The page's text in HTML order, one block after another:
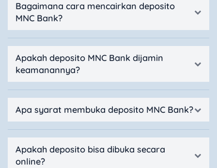
Bagaimana cara mencairkan deposito
MNC Bank?
Apakah deposito MNC Bank dijamin
keamanannya?
Apa syarat membuka deposito MNC Bank?
Apakah deposito bisa dibuka secara
online?